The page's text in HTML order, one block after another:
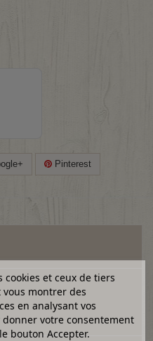
Pinterest
cookies et ceux de tiers
montrer des
en analysant vos
votre consentement
bouton Accepter.